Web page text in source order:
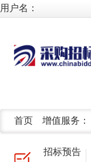
用户名：
首页 增值服务：
招标预告